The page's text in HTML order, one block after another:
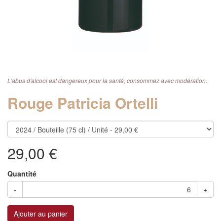
L'abus d'alcool est dangereux pour la santé, consommez avec modération.
Rouge Patricia Ortelli
29,00 €
Quantité
-
+
Ajouter au panier